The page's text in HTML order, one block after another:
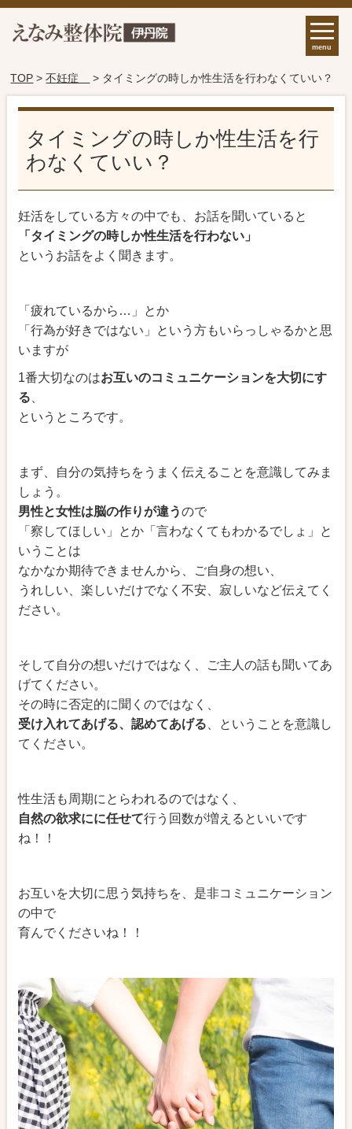
menu
TOP >不妊症 > タイミングの時しか性生活を行わなくていい？
タイミングの時しか性生活を行
わなくていい？
妊活をしている方々の中でも、お話を聞いていると
「タイミングの時しか性生活を行わない」
というお話をよく聞きます。
「疲れているから…」とか
「行為が好きではない」という方もいらっしゃるかと思
いますが
1番大切なのはお互いのコミュニケーションを大切にす
る
というところです。
まず、自分の気持ちをうまく伝えることを意識してみま
しょう。
男性と女性は脳の作りが違うので
「察してほしい」とか「言わなくてもわかるでしょ」と
いうことは
なかなか期待できませんから、ご自身の想い、
うれしい、楽しいだけでなく不安、寂しいなど伝えてく
ださい。
そして自分の想いだけではなく、ご主人の話も聞いてあ
げてください。
その時に否定的に聞くのではなく、
受け入れてあげる、認めてあげる 、ということを意識し
てください。
性生活も周期にとらわれるのではなく、
自然の欲求にに任せて行う回数が増えるといいです
ね！！
お互いを大切に思う気持ちを、是非コミュニケーション
の中で
育んでくださいね！！